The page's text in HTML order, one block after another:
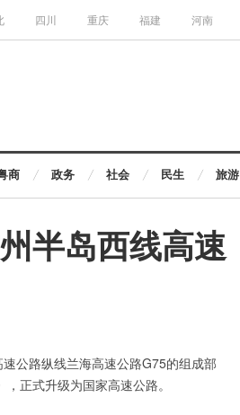
四川 重庆 福建 河南
商 政务 社会 民生 旅游
半岛西线高速
公路纵线兰海高速公路G75的组成部
正式升级为国家高速公路。